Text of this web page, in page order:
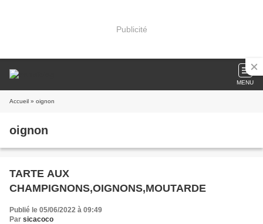
Publicité
MENU
Accueil » oignon
oignon
TARTE AUX
CHAMPIGNONS,OIGNONS,MOUTARDE
Publié le 05/06/2022 à 09:49
Par sicacoco